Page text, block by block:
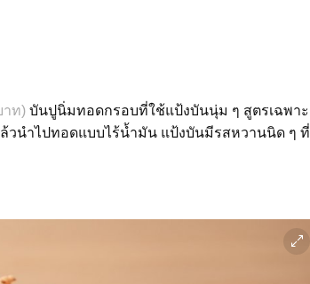
าท) บันปูนิ่มทอดกรอบที่ใช้แป้งบันนุ่ม ๆ สูตรเฉพาะ
วนำไปทอดแบบไร้น้ำมัน แป้งบันมีรสหวานนิด ๆ ที่